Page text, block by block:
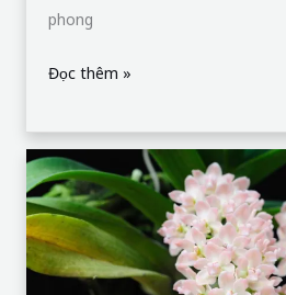
phong
Đọc thêm »
Hoa
Lan
Đai
Châu